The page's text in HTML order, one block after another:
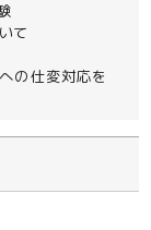
て
の仕変対応を